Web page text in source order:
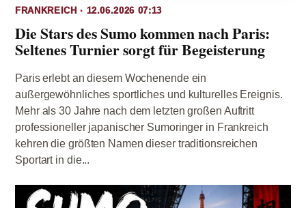
FRANKREICH · 12.06.2026 07:13
Die Stars des Sumo kommen nach Paris:
Seltenes Turnier sorgt für Begeisterung
Paris erlebt an diesem Wochenende ein
außergewöhnliches sportliches und kulturelles Ereignis.
Mehr als 30 Jahre nach dem letzten großen Auftritt
professioneller japanischer Sumoringer in Frankreich
kehren die größten Namen dieser traditionsreichen
Sportart in die...